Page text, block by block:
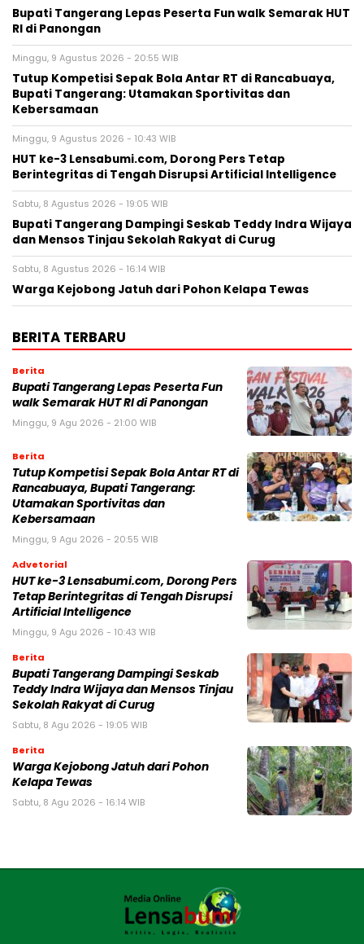
Bupati Tangerang Lepas Peserta Fun walk Semarak HUT
RI di Panongan
Minggu, 9 Agustus 2026 - 20:55 WIB
Tutup Kompetisi Sepak Bola Antar RT di Rancabuaya,
Bupati Tangerang: Utamakan Sportivitas dan
Kebersamaan
Minggu, 9 Agustus 2026 - 10:43 WIB
HUT ke-3 Lensabumi.com, Dorong Pers Tetap
Berintegritas di Tengah Disrupsi Artificial Intelligence
Sabtu, 8 Agustus 2026 - 19:05 WIB
Bupati Tangerang Dampingi Seskab Teddy Indra Wijaya
dan Mensos Tinjau Sekolah Rakyat di Curug
Sabtu, 8 Agustus 2026 - 16:14 WIB
Warga Kejobong Jatuh dari Pohon Kelapa Tewas
BERITA TERBARU
Berita
Bupati Tangerang Lepas Peserta Fun
walk Semarak HUT RI di Panongan
Minggu, 9 Agu 2026 - 21:00 WIB
Berita
Tutup Kompetisi Sepak Bola Antar RT di
Rancabuaya, Bupati Tangerang:
Utamakan Sportivitas dan
Kebersamaan
Minggu, 9 Agu 2026 - 20:55 WIB
Advetorial
HUT ke-3 Lensabumi.com, Dorong Pers
Tetap Berintegritas di Tengah Disrupsi
Artificial Intelligence
Minggu, 9 Agu 2026 - 10:43 WIB
Berita
Bupati Tangerang Dampingi Seskab
Teddy Indra Wijaya dan Mensos Tinjau
Sekolah Rakyat di Curug
Sabtu, 8 Agu 2026 - 19:05 WIB
Berita
Warga Kejobong Jatuh dari Pohon
Kelapa Tewas
Sabtu, 8 Agu 2026 - 16:14 WIB